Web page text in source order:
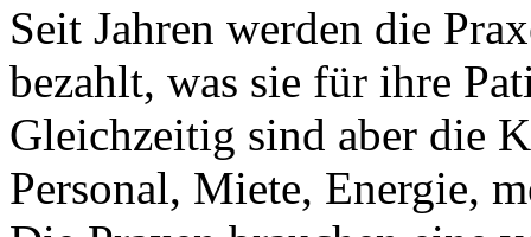
Seit Jahren werden die
bezahlt, was sie für ihre
Gleichzeitig sind aber die
Personal, Miete, Energie,